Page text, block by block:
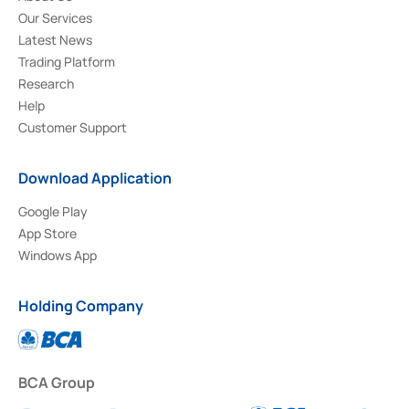
Our Services
Latest News
Trading Platform
Research
Help
Customer Support
Download Application
Google Play
App Store
Windows App
Holding Company
BCA Group